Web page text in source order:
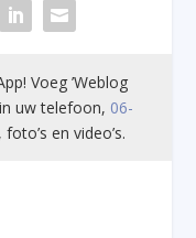
Voeg ’Weblog
uw telefoon, 06-
en video’s.